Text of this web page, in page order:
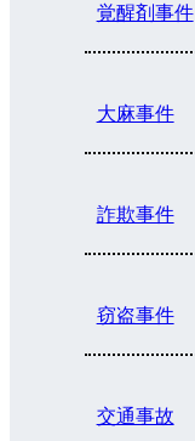
覚醒剤事件
大麻事件
詐欺事件
窃盗事件
交通事故